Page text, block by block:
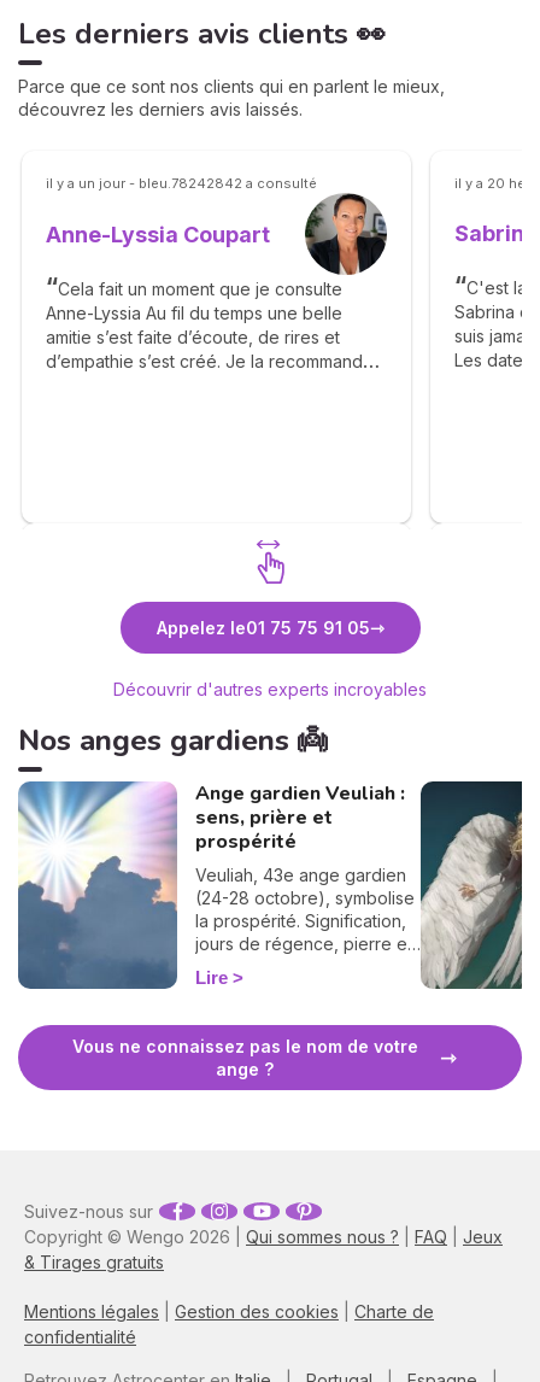
Les derniers avis clients 👀
Parce que ce sont nos clients qui en parlent le mieux,
découvrez les derniers avis laissés.
il y a un jour - bleu.78242842 a consulté
Anne-Lyssia Coupart
Cela fait un moment que je consulte
Anne-Lyssia Au fil du temps une belle
amitie s’est faite d’écoute, de rires et
d’empathie s’est créé. Je la recommande
Découvrez Anne-Lyssia Coupart
il y a 20
C'est la
Sabrina
suis
Les
Appelez le01 75 75 91 05
Découvrir d'autres experts incroyables
Nos anges gardiens 👼
Ange gardien Veuliah :
sens, prière et
prospérité
Veuliah, 43e ange gardien
(24-28 octobre), symbolise
la prospérité. Signification,
jours de régence, pierre et
prière pour l'invoquer.
Lire
Vous ne connaissez pas le nom de votre
ange ?
Copyright © Wengo 2026 | Qui sommes nous ? FAQ
Jeux
& Tirages gratuits
Mentions légales Gestion des cookies
Charte de
confidentialité
Suivez-nous sur